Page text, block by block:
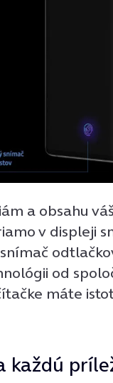
a obsahu
v displeji
od
máte
každú